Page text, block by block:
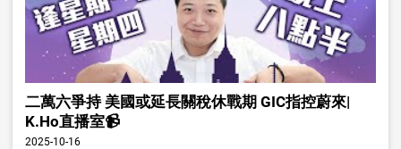
二萬六爭持 美國或延長關稅休戰期 GIC指控蔚來|
K.Ho直播室📹
2025-10-16